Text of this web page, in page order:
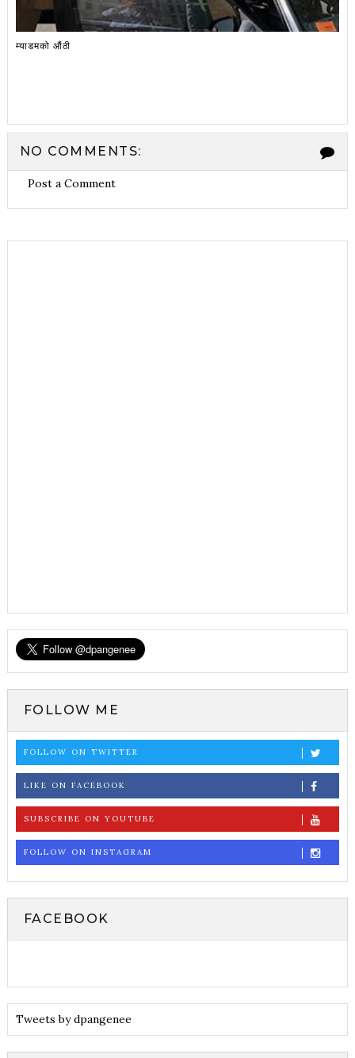
म्याडमको औंठी
NO COMMENTS:
Post a Comment
FOLLOW ME
FOLLOW ON TWITTER
LIKE ON FACEBOOK
SUBSCRIBE ON YOUTUBE
FOLLOW ON INSTAGRAM
FACEBOOK
Tweets by dpangenee